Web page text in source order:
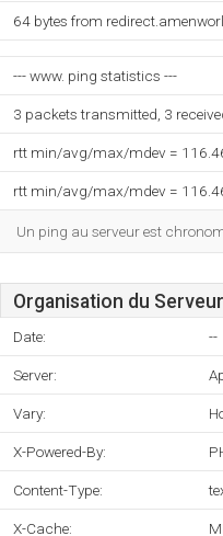
64 bytes from
--- www. ping statistics ---
3 packets transmitted, 3
rtt min/avg/max/mdev =
rtt min/avg/max/mdev =
Un ping au serveur est
Organisation du Serveur
Date: --
Server:
Vary:
X-Powered-By:
Content-Type:
X-Cache: